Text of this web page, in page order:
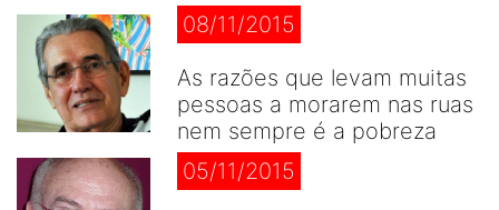
08/11/2015
As razões que levam muitas
pessoas a morarem nas ruas
nem sempre é a pobreza
05/11/2015